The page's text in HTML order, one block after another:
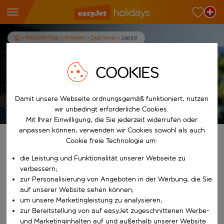
Reiseziel-Hub Kroatien Dubrovnik Lapad
Ferien in Lapad
Ferien anzeigen
Finde deine perfekten Ferien
Beginne mit der Eingabe für die automatische
Nach
COOKIES
Damit unsere Webseite ordnungsgemäß funktioniert, nutzen
wir unbedingt erforderliche Cookies.
Mit Ihrer Einwilligung, die Sie jederzeit widerrufen oder
anpassen können, verwenden wir Cookies sowohl als auch
Cookie freie Technologie um:
die Leistung und Funktionalität unserer Webseite zu
verbessern;
zur Personalisierung von Angeboten in der Werbung, die Sie
auf unserer Website sehen können;
um unsere Marketingleistung zu analysieren;
zur Bereitstellung von auf easyJet zugeschnittenen Werbe-
und Marketinginhalten auf und außerhalb unserer Website